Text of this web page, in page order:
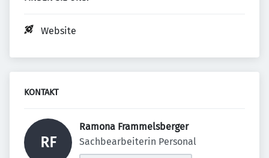
Website
KONTAKT
RF
Ramona Frammelsberger
Sachbearbeiterin Personal